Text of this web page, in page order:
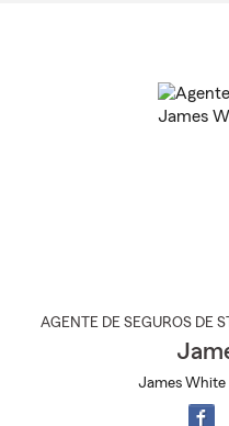
AGENTE DE SEGUROS DE
James White